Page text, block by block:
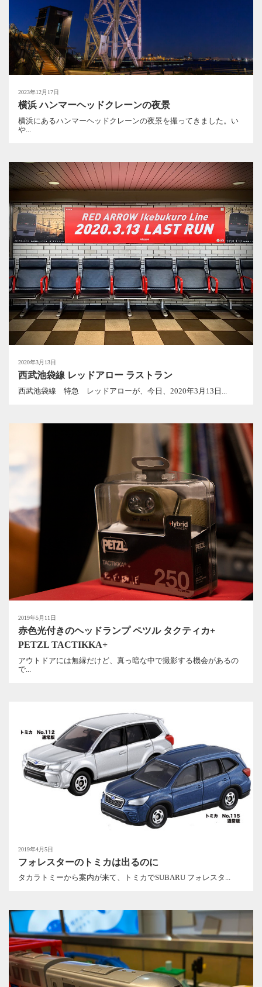
2023年12月17日
横浜 ハンマーヘッドクレーンの夜景
横浜にあるハンマーヘッドクレーンの夜景を撮ってきました。い
や...
2020年3月13日
西武池袋線 レッドアロー ラストラン
西武池袋線 特急 レッドアローが、今日、2020年3月13日...
2019年5月11日
赤色光付きのヘッドランプ ペツル タクティカ+
PETZL TACTIKKA+
アウトドアには無縁だけど、真っ暗な中で撮影する機会があるの
で...
2019年4月5日
フォレスターのトミカは出るのに
タカラトミーから案内が来て、トミカでSUBARU フォレスタ...